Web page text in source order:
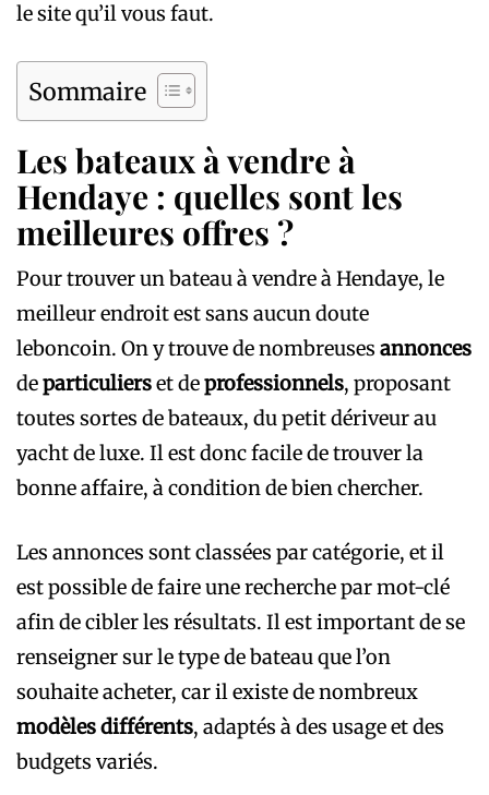
le site qu’il vous faut.
Sommaire
Les bateaux à vendre à
Hendaye : quelles sont les
meilleures offres ?
Pour trouver un bateau à vendre à Hendaye, le
meilleur endroit est sans aucun doute
leboncoin. On y trouve de nombreuses annonces
departiculierset deprofessionnels, proposant
toutes sortes de bateaux, du petit dériveur au
yacht de luxe. Il est donc facile de trouver la
bonne affaire, à condition de bien chercher.
Les annonces sont classées par catégorie, et il
est possible de faire une recherche par mot-clé
afin de cibler les résultats. Il est important de se
renseigner sur le type de bateau que l’on
souhaite acheter, car il existe de nombreux
modèles différents, adaptés à des usage et des
budgets variés.